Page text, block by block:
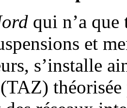
qui n’a
et
s’installe